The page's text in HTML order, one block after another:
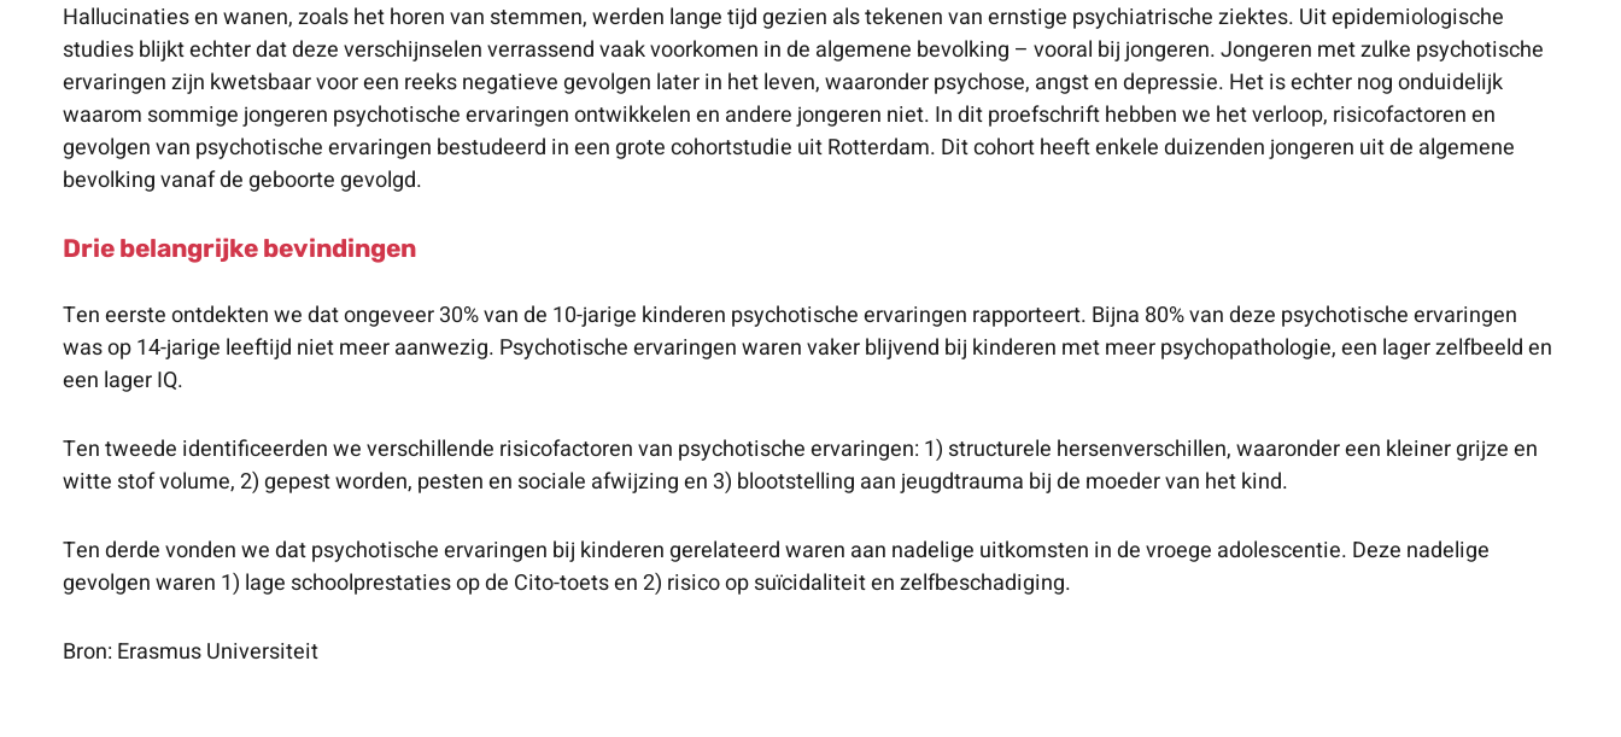
Hallucinaties en wanen, zoals het horen van stemmen, werden lange tijd gezien als tekenen van ernstige psychiatrische ziektes. Uit epidemiologische
studies blijkt echter dat deze verschijnselen verrassend vaak voorkomen in de algemene bevolking – vooral bij jongeren. Jongeren met zulke psychotische
ervaringen zijn kwetsbaar voor een reeks negatieve gevolgen later in het leven, waaronder psychose, angst en depressie. Het is echter nog onduidelijk
waarom sommige jongeren psychotische ervaringen ontwikkelen en andere jongeren niet. In dit proefschrift hebben we het verloop, risicofactoren en
gevolgen van psychotische ervaringen bestudeerd in een grote cohortstudie uit Rotterdam. Dit cohort heeft enkele duizenden jongeren uit de algemene
bevolking vanaf de geboorte gevolgd.
Drie belangrijke bevindingen
Ten eerste ontdekten we dat ongeveer 30% van de 10-jarige kinderen psychotische ervaringen rapporteert. Bijna 80% van deze psychotische ervaringen
was op 14-jarige leeftijd niet meer aanwezig. Psychotische ervaringen waren vaker blijvend bij kinderen met meer psychopathologie, een lager zelfbeeld en
een lager IQ.
Ten tweede identificeerden we verschillende risicofactoren van psychotische ervaringen: 1) structurele hersenverschillen, waaronder een kleiner grijze en
witte stof volume, 2) gepest worden, pesten en sociale afwijzing en 3) blootstelling aan jeugdtrauma bij de moeder van het kind.
Ten derde vonden we dat psychotische ervaringen bij kinderen gerelateerd waren aan nadelige uitkomsten in de vroege adolescentie. Deze nadelige
gevolgen waren 1) lage schoolprestaties op de Cito-toets en 2) risico op suïcidaliteit en zelfbeschadiging.
Bron: Erasmus Universiteit